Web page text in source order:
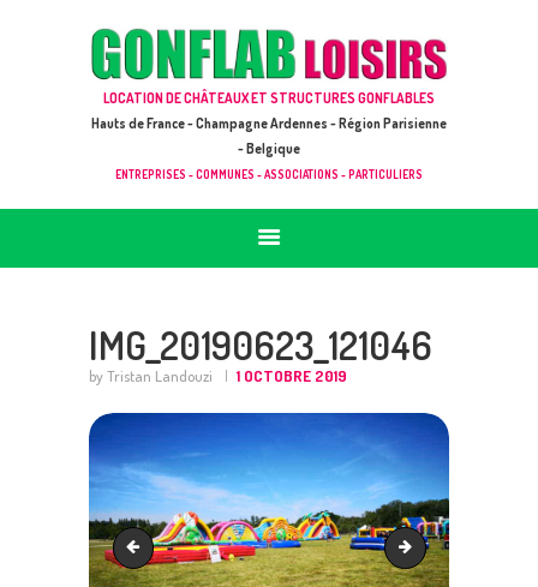
LOCATION DE CHÂTEAUX ET STRUCTURES GONFLABLES
Hauts de France - Champagne Ardennes - Région Parisienne
- Belgique
ENTREPRISES - COMMUNES - ASSOCIATIONS - PARTICULIERS
GONFLAB LOISIRS
ACCUEIL
JEUX À LOUER & PRESTATIONS
CATALOGUE / TARIF
DEMANDE DE DEVIS (SOUS 24H)
IMG_20190623_121046
by Tristan Landouzi 1 OCTOBRE 2019
IMG_20190623_105924